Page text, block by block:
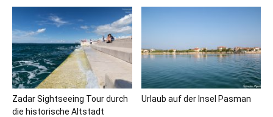
Zadar Sightseeing Tour durch
die historische Altstadt
Urlaub auf der Insel Pasman